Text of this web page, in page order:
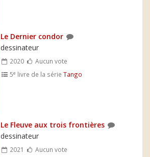
Le Dernier condor
dessinateur
2020
Aucun vote
5e livre de la sérieTango
Le Fleuve aux trois frontières
dessinateur
2021
Aucun vote